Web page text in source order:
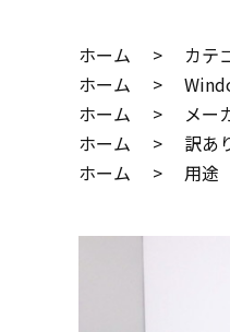
ホーム > カテ
ホーム
>
ホーム
> メー
ホーム
> 訳あ
ホーム
> 用途